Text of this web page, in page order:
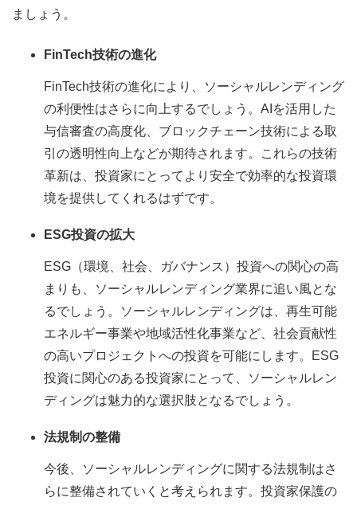
ましょう。
FinTech技術の進化
FinTech技術の進化により、ソーシャルレンディング
の利便性はさらに向上するでしょう。AIを活用した
与信審査の高度化、ブロックチェーン技術による取
引の透明性向上などが期待されます。これらの技術
革新は、投資家にとってより安全で効率的な投資環
境を提供してくれるはずです。
ESG投資の拡大
ESG（環境、社会、ガバナンス）投資への関心の高
まりも、ソーシャルレンディング業界に追い風とな
るでしょう。ソーシャルレンディングは、再生可能
エネルギー事業や地域活性化事業など、社会貢献性
の高いプロジェクトへの投資を可能にします。ESG
投資に関心のある投資家にとって、ソーシャルレン
ディングは魅力的な選択肢となるでしょう。
法規制の整備
今後、ソーシャルレンディングに関する法規制はさ
らに整備されていくと考えられます。投資家保護の